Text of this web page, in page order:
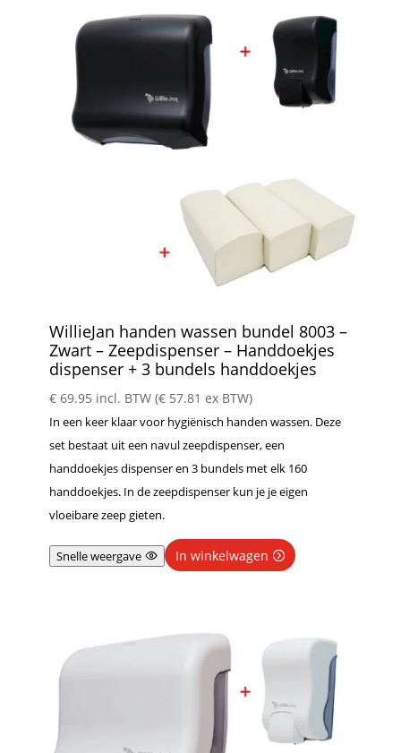
WillieJan handen wassen bundel 8003 –
Zwart – Zeepdispenser – Handdoekjes
dispenser + 3 bundels handdoekjes
€69.95 incl. BTW (€57.81 ex BTW)
In een keer klaar voor hygiënisch handen wassen. Deze
set bestaat uit een navul zeepdispenser, een
handdoekjes dispenser en 3 bundels met elk 160
handdoekjes. In de zeepdispenser kun je je eigen
vloeibare zeep gieten.
Snelle weergave In winkelwagen